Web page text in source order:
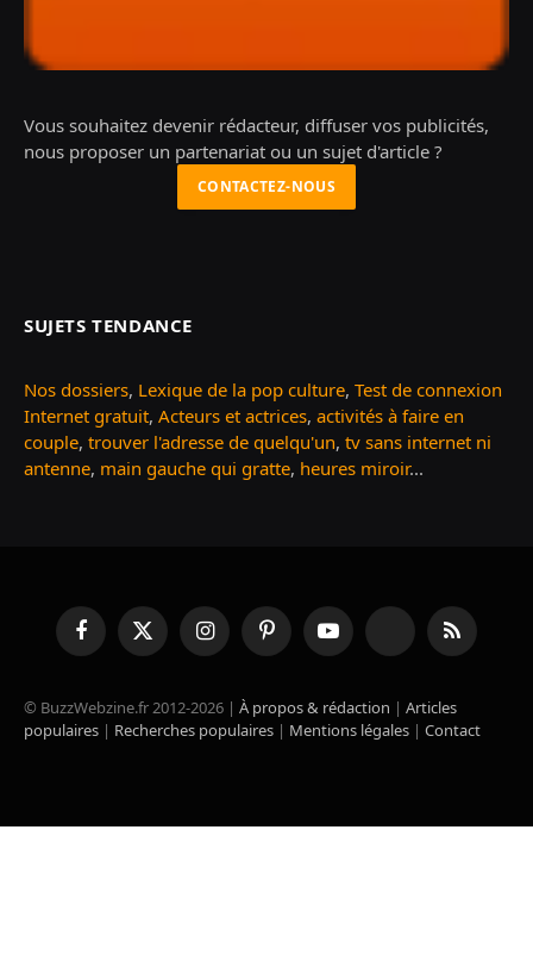
Vous souhaitez devenir rédacteur, diffuser vos publicités,
nous proposer un partenariat ou un sujet d'article ?
CONTACTEZ-NOUS
SUJETS TENDANCE
Nos dossiers, Lexique de la pop culture, Test de connexion
Internet gratuit, Acteurs et actrices, activités à faire en
couple, trouver l'adresse de quelqu'un, tv sans internet ni
antenne, main gauche qui gratte, heures miroir...
FacebookX
(Twitter)
InstagramPinterestYouTube TikTok RSS
© BuzzWebzine.fr 2012-2026 | À propos & rédaction | Articles
populaires | Recherches populaires | Mentions légales | Contact